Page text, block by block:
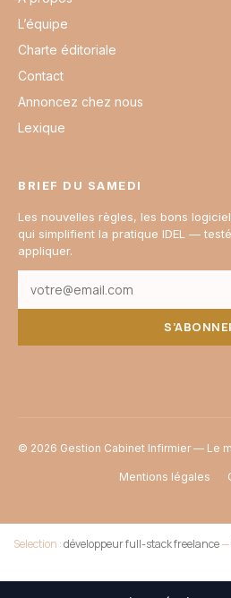
L’équipe
Charte éditoriale
Contact
Annoncez chez nous
Lexique
BRIEF DU SAMEDI
Les nouvelles règles, les bons
qui simplifient la pratique IDEL —
appliquer.
© 2026 Gestion Cabinet Infirmier — Le
Mentions légales
Selection :développeur full-stack freelance—